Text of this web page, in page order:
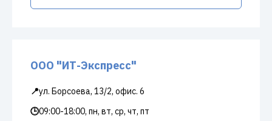
ООО "ИТ-Экспресс"
📍ул. Борсоева, 13/2, офис. 6
🕒09:00-18:00, пн, вт, ср, чт, пт